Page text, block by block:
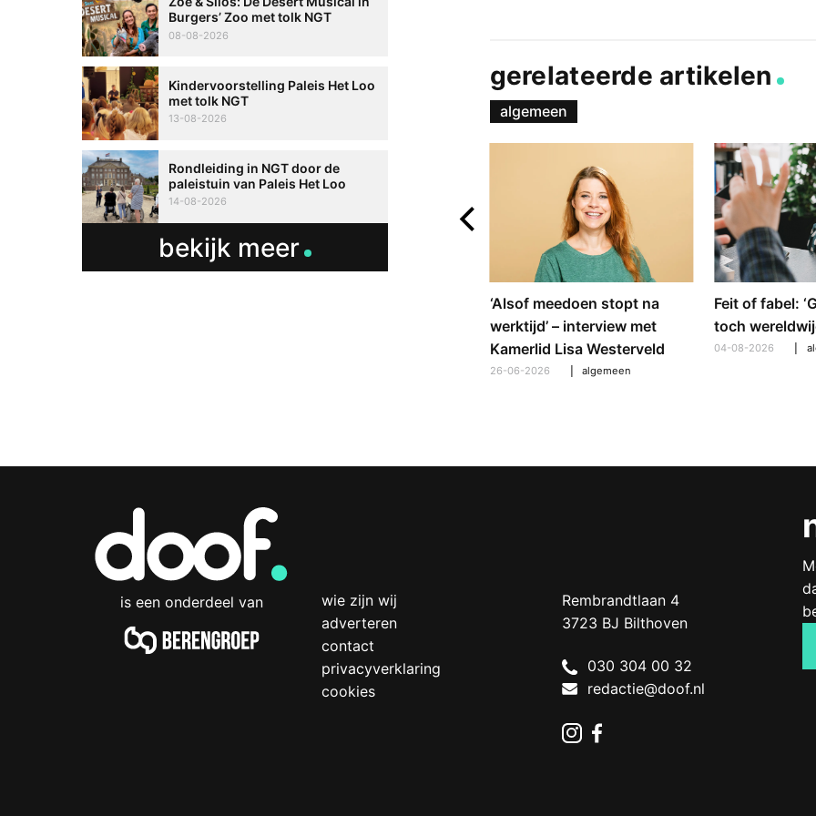
gerelateerde artikelen
algemeen
Feit of fabel:
toch
04-08-2026
‘Alsof meedoen stopt na
werktijd’ – interview met
Kamerlid Lisa Westerveld
26-06-2026 algemeen
Burgers’ Zoo met tolk NGT
08-08-2026
Kindervoorstelling Paleis Het Loo
met tolk NGT
13-08-2026
Rondleiding in NGT door de
paleistuin van Paleis Het Loo
14-08-2026
bekijk meer
is een onderdeel van
wie zijn wij
adverteren
contact
privacyverklaring
cookies
Doof.nl
work
Rembrandtlaan 4
3723 BJ Bilthoven
Netherlands
030 304 00 32
redactie@doof.nl